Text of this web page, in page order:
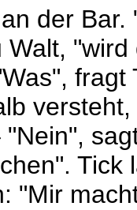
der
Walt,
Tick
"Mir